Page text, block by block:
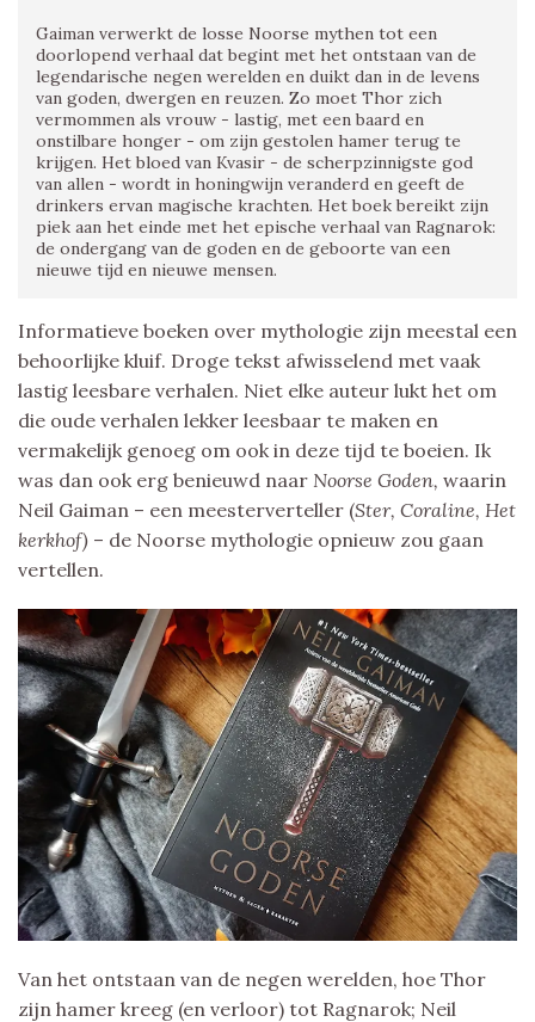
Gaiman verwerkt de losse Noorse mythen tot een
doorlopend verhaal dat begint met het ontstaan van de
legendarische negen werelden en duikt dan in de levens
van goden, dwergen en reuzen. Zo moet Thor zich
vermommen als vrouw - lastig, met een baard en
onstilbare honger - om zijn gestolen hamer terug te
krijgen. Het bloed van Kvasir - de scherpzinnigste god
van allen - wordt in honingwijn veranderd en geeft de
drinkers ervan magische krachten. Het boek bereikt zijn
piek aan het einde met het epische verhaal van Ragnarok:
de ondergang van de goden en de geboorte van een
nieuwe tijd en nieuwe mensen.
Informatieve boeken over mythologie zijn meestal een
behoorlijke kluif. Droge tekst afwisselend met vaak
lastig leesbare verhalen. Niet elke auteur lukt het om
die oude verhalen lekker leesbaar te maken en
vermakelijk genoeg om ook in deze tijd te boeien. Ik
was dan ook erg benieuwd naar Noorse Goden, waarin
Neil Gaiman – een meesterverteller (Ster, Coraline, Het
kerkhof) – de Noorse mythologie opnieuw zou gaan
vertellen.
Van het ontstaan van de negen werelden, hoe Thor
zijn hamer kreeg (en verloor) tot Ragnarok; Neil